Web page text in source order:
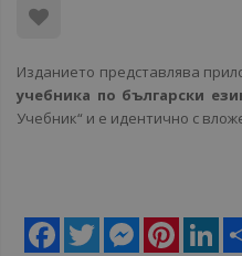
Изданието представлява
учебника по български
Учебник“ и е идентично с
Facebook
Twitter MessengerPinterest